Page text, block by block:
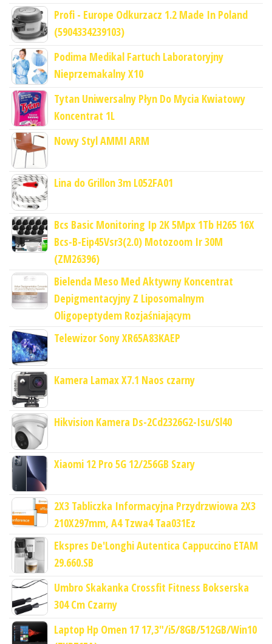
Profi - Europe Odkurzacz 1.2 Made In Poland
(5904334239103)
Podima Medikal Fartuch Laboratoryjny
Nieprzemakalny X10
Tytan Uniwersalny Płyn Do Mycia Kwiatowy
Koncentrat 1L
Nowy Styl AMMI ARM
Lina do Grillon 3m L052FA01
Bcs Basic Monitoring Ip 2K 5Mpx 1Tb H265 16X
Bcs-B-Eip45Vsr3(2.0) Motozoom Ir 30M
(ZM26396)
Bielenda Meso Med Aktywny Koncentrat
Depigmentacyjny Z Liposomalnym
Oligopeptydem Rozjaśniającym
Telewizor Sony XR65A83KAEP
Kamera Lamax X7.1 Naos czarny
Hikvision Kamera Ds-2Cd2326G2-Isu/Sl40
Xiaomi 12 Pro 5G 12/256GB Szary
2X3 Tabliczka Informacyjna Przydrzwiowa 2X3
210X297mm, A4 Tzwa4 Taa031Ez
Ekspres De'Longhi Autentica Cappuccino ETAM
29.660.SB
Umbro Skakanka Crossfit Fitness Bokserska
304 Cm Czarny
Laptop Hp Omen 17 17,3"/i5/8GB/512GB/Win10